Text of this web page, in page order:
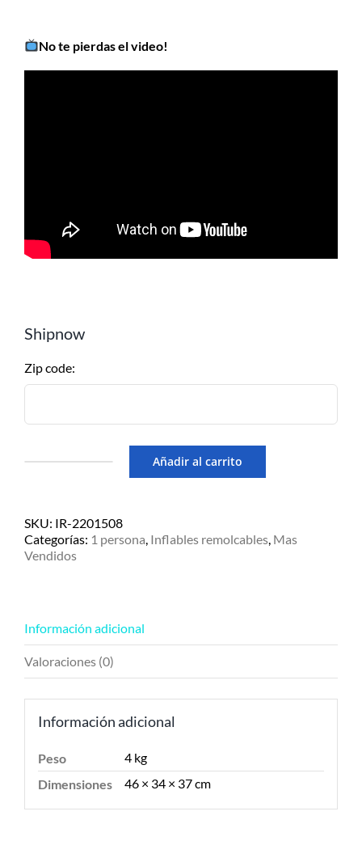
No te pierdas el video!
Shipnow
Zip code:
Tubester
-1persona
cantidad
Añadir al carrito
SKU: IR-2201508
Categorías: 1 persona, Inflables remolcables, Mas
Vendidos
Información adicional
Valoraciones (0)
Información adicional
Peso
4 kg
Dimensiones
46 × 34 × 37 cm